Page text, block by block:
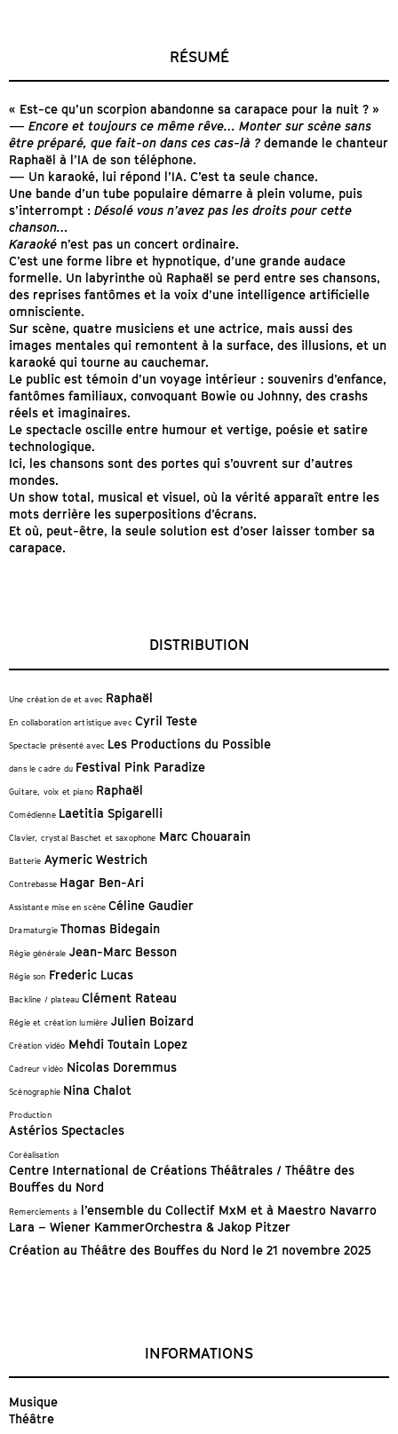
RÉSUMÉ
« Est-ce qu’un scorpion abandonne sa carapace pour la nuit ? »
— Encore et toujours ce même rêve… Monter sur scène sans
être préparé, que fait-on dans ces cas-là ? demande le chanteur
Raphaël à l’IA de son téléphone.
— Un karaoké, lui répond l’IA. C’est ta seule chance.
Une bande d’un tube populaire démarre à plein volume, puis
s’interrompt : Désolé vous n’avez pas les droits pour cette
chanson…
Karaoké n’est pas un concert ordinaire.
C’est une forme libre et hypnotique, d’une grande audace
formelle. Un labyrinthe où Raphaël se perd entre ses chansons,
des reprises fantômes et la voix d’une intelligence artificielle
omnisciente.
Sur scène, quatre musiciens et une actrice, mais aussi des
images mentales qui remontent à la surface, des illusions, et un
karaoké qui tourne au cauchemar.
Le public est témoin d’un voyage intérieur : souvenirs d’enfance,
fantômes familiaux, convoquant Bowie ou Johnny, des crashs
réels et imaginaires.
Le spectacle oscille entre humour et vertige, poésie et satire
technologique.
Ici, les chansons sont des portes qui s’ouvrent sur d’autres
mondes.
Un show total, musical et visuel, où la vérité apparaît entre les
mots derrière les superpositions d’écrans.
Et où, peut-être, la seule solution est d’oser laisser tomber sa
carapace.
DISTRIBUTION
Une création de et avec Raphaël
En collaboration artistique avec Cyril Teste
Spectacle présenté avec Les Productions du Possible
dans le cadre du Festival Pink Paradize
Guitare, voix et piano Raphaël
Comédienne Laetitia Spigarelli
Clavier, crystal Baschet et saxophone Marc Chouarain
Batterie Aymeric Westrich
Contrebasse Hagar Ben-Ari
Assistante mise en scène Céline Gaudier
Dramaturgie Thomas Bidegain
Régie générale Jean-Marc Besson
Régie son Frederic Lucas
Backline / plateau Clément Rateau
Régie et création lumière Julien Boizard
Création vidéo Mehdi Toutain Lopez
Cadreur vidéo Nicolas Doremmus
Scénographie Nina Chalot
Production
Astérios Spectacles
Coréalisation
Centre International de Créations Théâtrales / Théâtre des
Bouffes du Nord
Remerciements àl’ensemble du Collectif MxM et à Maestro Navarro
Lara – Wiener KammerOrchestra & Jakop Pitzer
Création au Théâtre des Bouffes du Nord le 21 novembre 2025
INFORMATIONS
Musique
Théâtre